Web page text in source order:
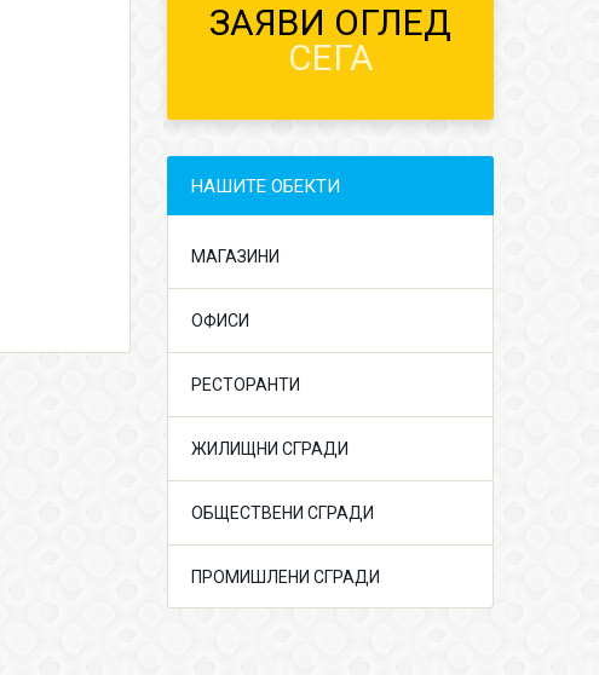
ЗАЯВИ ОГЛЕД
СЕГА
НАШИТЕ ОБЕКТИ
МАГАЗИНИ
ОФИСИ
РЕСТОРАНТИ
ЖИЛИЩНИ СГРАДИ
ОБЩЕСТВЕНИ СГРАДИ
ПРОМИШЛЕНИ СГРАДИ